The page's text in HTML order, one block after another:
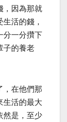
，因為那就
活的錢，
分一分攢下
子的養老
，在他們那
生活的最大
然是，至少